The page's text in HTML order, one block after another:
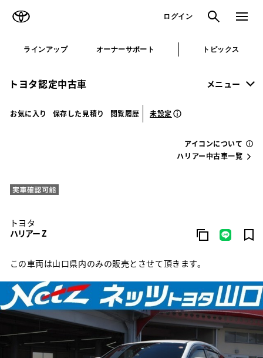
ログイン 検索 メニュ
ラインアップ オーナーサポート トピックス
トヨタ認定中古車 メニュー
お気に入り 保存した見積り 閲覧履歴 未設定
アイコンについて
ハリアー中古車一覧
トヨタ
ハリアー Z
この車両は山口県内のみの販売とさせて頂きます。